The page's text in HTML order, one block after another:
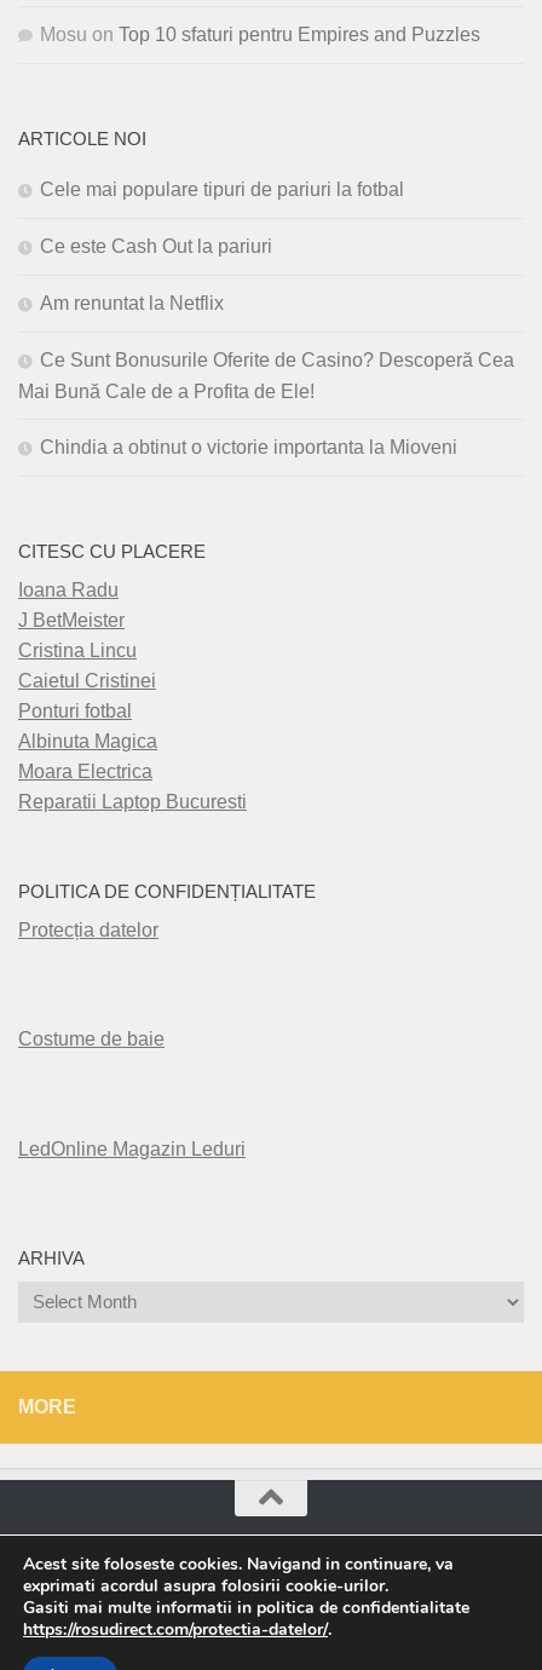
Mosu on Top 10 sfaturi pentru Empires and Puzzles
ARTICOLE NOI
Cele mai populare tipuri de pariuri la fotbal
Ce este Cash Out la pariuri
Am renuntat la Netflix
Ce Sunt Bonusurile Oferite de Casino? Descoperă Cea
Mai Bună Cale de a Profita de Ele!
Chindia a obtinut o victorie importanta la Mioveni
CITESC CU PLACERE
Ioana Radu
J BetMeister
Cristina Lincu
Caietul Cristinei
Ponturi fotbal
Albinuta Magica
Moara Electrica
Reparatii Laptop Bucuresti
POLITICA DE CONFIDENȚIALITATE
Protecția datelor
Costume de baie
LedOnline Magazin Leduri
ARHIVA
Arhiva
MORE
Roșu Direct © 2026. All Rights Reserved.
Powered by - Designed with theHueman theme
Acest site foloseste cookies. Navigand in continuare, va
exprimati acordul asupra folosirii cookie-urilor.
Gasiti mai multe informatii in politica de confidentialitate
https://rosudirect.com/protectia-datelor/.